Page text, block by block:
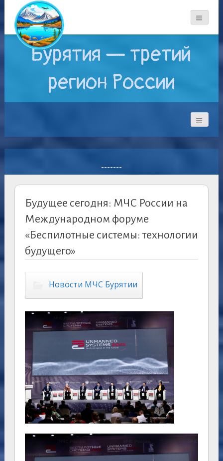
Бурятия — третий
регион России
-------
Будущее сегодня: МЧС России на
Международном форуме
«Беспилотные системы: технологии
будущего»
Новости МЧС Бурятии